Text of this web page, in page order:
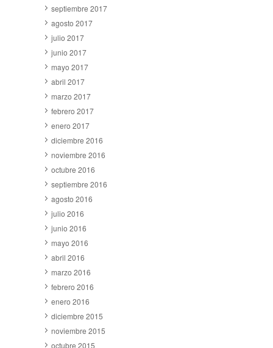
septiembre 2017
agosto 2017
julio 2017
junio 2017
mayo 2017
abril 2017
marzo 2017
febrero 2017
enero 2017
diciembre 2016
noviembre 2016
octubre 2016
septiembre 2016
agosto 2016
julio 2016
junio 2016
mayo 2016
abril 2016
marzo 2016
febrero 2016
enero 2016
diciembre 2015
noviembre 2015
octubre 2015